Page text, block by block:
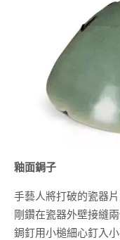
釉面鋦子
手藝人將打破的瓷器
剛鑽在瓷器外壁接縫
鋦釘用小槌細心釘入小